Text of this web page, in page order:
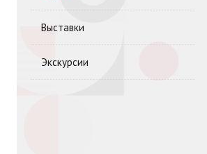
Выставки
Экскурсии